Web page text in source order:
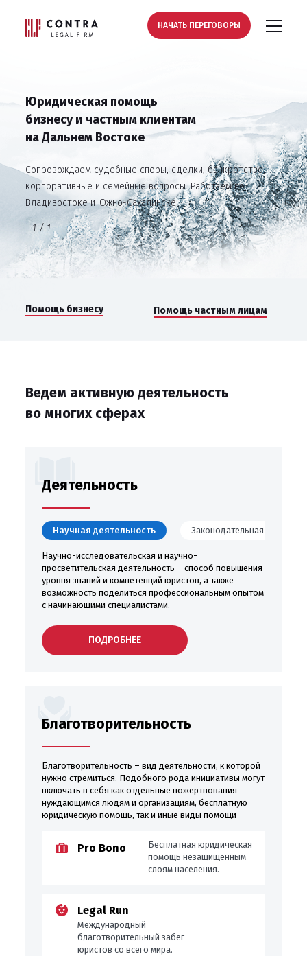
НАЧАТЬ ПЕРЕГОВОРЫ
Юридическая помощь
бизнесу и частным клиентам
на Дальнем Востоке
Сопровождаем судебные споры, сделки, банкротство,
корпоративные и семейные вопросы. Работаем во
Владивостоке и Южно-Сахалинске.
1 / 1
Помощь бизнесу Помощь частным лицам
Ведем активную деятельность
во многих сферах
Деятельность
Научная деятельность Законодательная
Научно-исследовательская и научно-
просветительская деятельность – способ повышения
уровня знаний и компетенций юристов, а также
возможность поделиться профессиональным опытом
с начинающими специалистами.
ПОДРОБНЕЕ
Благотворительность
Благотворительность – вид деятельности, к которой
нужно стремиться. Подобного рода инициативы могут
включать в себя как отдельные пожертвования
нуждающимся людям и организациям, бесплатную
юридическую помощь, так и иные виды помощи
Pro Bono
Бесплатная юридическая
помощь незащищенным
слоям населения.
Legal Run
Международный
благотворительный забег
юристов со всего мира.